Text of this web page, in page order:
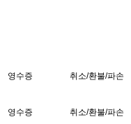
영수증 취소/환불/파손
영수증 취소/환불/파손